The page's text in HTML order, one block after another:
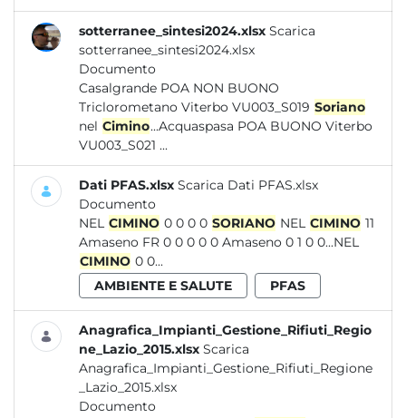
sotterranee_sintesi2024.xlsx Scarica
sotterranee_sintesi2024.xlsx
Documento
Casalgrande POA NON BUONO
Triclorometano Viterbo VU003_S019 Soriano
nel Cimino...Acquaspasa POA BUONO Viterbo
VU003_S021 ...
Dati PFAS.xlsx Scarica Dati PFAS.xlsx
Documento
NEL CIMINO 0 0 0 0 SORIANO NEL CIMINO
Amaseno FR 0 0 0 0 0 Amaseno 0 1 0 0...NEL
CIMINO 0 0...
AMBIENTE E SALUTE
PFAS
Anagrafica_Impianti_Gestione_Rifiuti_Regio
ne_Lazio_2015.xlsx Scarica
Anagrafica_Impianti_Gestione_Rifiuti_Regione
_Lazio_2015.xlsx
Documento